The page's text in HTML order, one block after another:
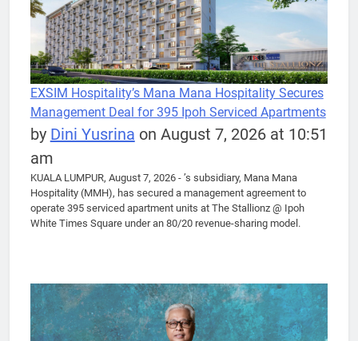
EXSIM Hospitality’s Mana Mana Hospitality Secures
Management Deal for 395 Ipoh Serviced Apartments
by Dini Yusrina on August 7, 2026 at 10:51
am
KUALA LUMPUR, August 7, 2026 - ’s subsidiary, Mana Mana
Hospitality (MMH), has secured a management agreement to
operate 395 serviced apartment units at The Stallionz @ Ipoh
White Times Square under an 80/20 revenue-sharing model.